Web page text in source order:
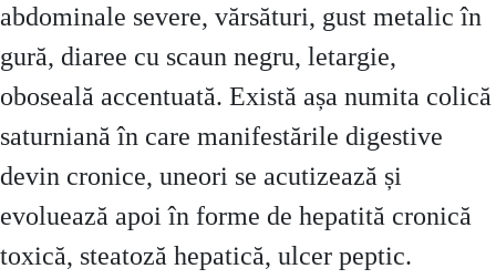
abdominale severe, vărsături, gust metalic în
gură, diaree cu scaun negru, letargie,
oboseală accentuată. Există așa numita colică
saturniană în care manifestările digestive
devin cronice, uneori se acutizează și
evoluează apoi în forme de hepatită cronică
toxică, steatoză hepatică, ulcer peptic.